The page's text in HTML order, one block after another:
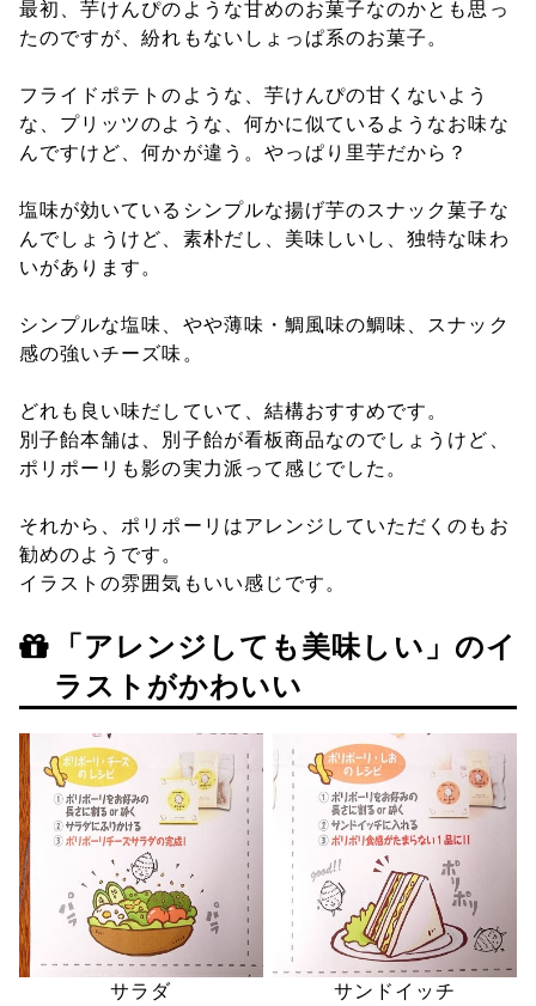
最初、芋けんぴのような甘めのお菓子なのかとも思っ
たのですが、紛れもないしょっぱ系のお菓子。
フライドポテトのような、芋けんぴの甘くないよう
な、プリッツのような、何かに似ているようなお味な
んですけど、何かが違う。やっぱり里芋だから？
塩味が効いているシンプルな揚げ芋のスナック菓子な
んでしょうけど、素朴だし、美味しいし、独特な味わ
いがあります。
シンプルな塩味、やや薄味・鯛風味の鯛味、スナック
感の強いチーズ味。
どれも良い味だしていて、結構おすすめです。
別子飴本舗は、別子飴が看板商品なのでしょうけど、
ポリポーリも影の実力派って感じでした。
それから、ポリポーリはアレンジしていただくのもお
勧めのようです。
イラストの雰囲気もいい感じです。
「アレンジしても美味しい」のイ
ラストがかわいい
サラダ サンドイッチ